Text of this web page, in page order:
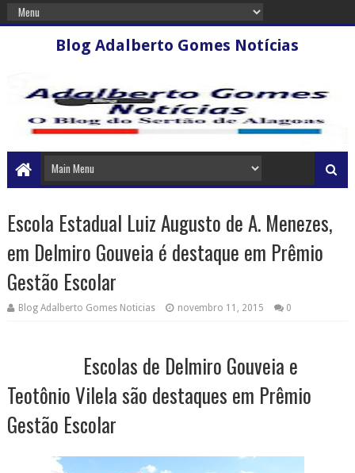
Blog Adalberto Gomes Notícias
Escola Estadual Luiz Augusto de A. Menezes,
em Delmiro Gouveia é destaque em Prêmio
Gestão Escolar
Blog Adalberto Gomes Noticias novembro 11, 2015 0
Escolas de Delmiro Gouveia e
Teotônio Vilela são destaques em Prêmio
Gestão Escolar